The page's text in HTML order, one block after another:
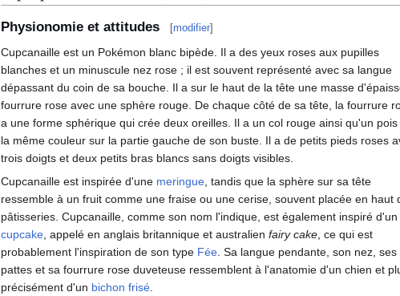
Physionomie et attitudes [modifier]
Cupcanaille est un Pokémon blanc bipède. Il a des yeux roses aux pupilles
blanches et un minuscule nez rose ; il est souvent représenté avec sa langue
dépassant du coin de sa bouche. Il a sur le haut de la tête une masse
fourrure rose avec une sphère rouge. De chaque côté de sa tête, la fourrure
a une forme sphérique qui crée deux oreilles. Il a un col rouge ainsi qu'un pois
la même couleur sur la partie gauche de son buste. Il a de petits pieds roses
trois doigts et deux petits bras blancs sans doigts visibles.
Cupcanaille est inspirée d'une meringue , tandis que la sphère sur sa tête
ressemble à un fruit comme une fraise ou une cerise, souvent placée en haut
pâtisseries. Cupcanaille, comme son nom l'indique, est également inspiré d'un
cupcake , appelé en anglais britannique et australien fairy cake , ce qui est
probablement l'inspiration de son type Fée . Sa langue pendante, son nez, ses
pattes et sa fourrure rose duveteuse ressemblent à l'anatomie d'un chien et
précisément d'un bichon frisé